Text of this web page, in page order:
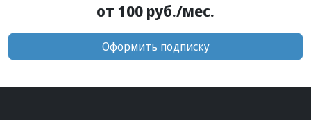
от 100 руб./мес.
Оформить подписку